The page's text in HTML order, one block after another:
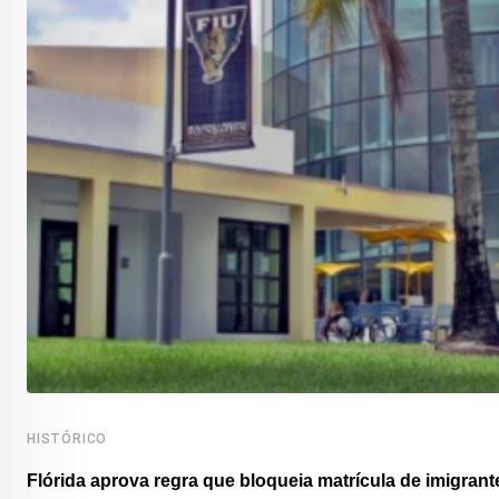
HISTÓRICO
Flórida aprova regra que bloqueia matrícula de